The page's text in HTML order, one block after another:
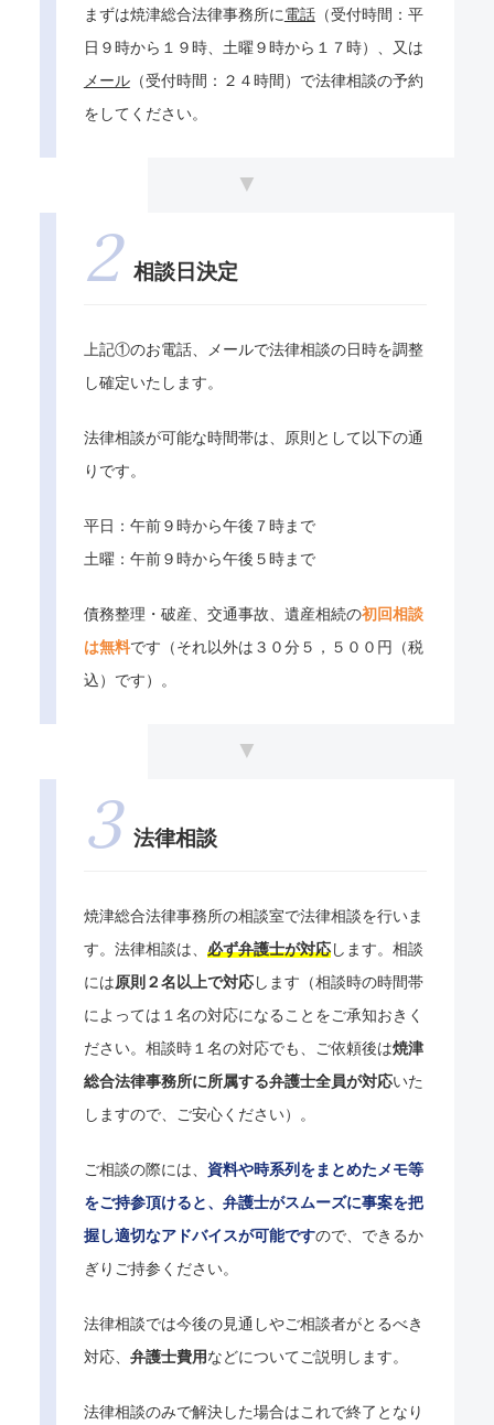
まずは焼津総合法律事務所に電話（受付時間：平
日９時から１９時、土曜９時から１７時）、又は
メール（受付時間：２４時間）で法律相談の予約
をしてください。
相談日決定
上記①のお電話、メールで法律相談の日時を調整
し確定いたします。
法律相談が可能な時間帯は、原則として以下の通
りです。
平日：午前９時から午後７時まで
土曜：午前９時から午後５時まで
債務整理・破産、交通事故、遺産相続の初回相談
は無料です（それ以外は３０分５，５００円（税
込）です）。
法律相談
焼津総合法律事務所の相談室で法律相談を行いま
す。法律相談は、 必ず弁護士が対応します。相談
には原則２名以上で対応します（相談時の時間帯
によっては１名の対応になることをご承知おきく
ださい。相談時１名の対応でも、ご依頼後は焼津
総合法律事務所に所属する弁護士全員が対応いた
しますので、ご安心ください）。
ご相談の際には、 資料や時系列をまとめたメモ等
をご持参頂けると、弁護士がスムーズに事案を把
握し適切なアドバイスが可能ですので、できるか
ぎりご持参ください。
法律相談では今後の見通しやご相談者がとるべき
対応、 弁護士費用などについてご説明します。
法律相談のみで解決した場合はこれで終了となり